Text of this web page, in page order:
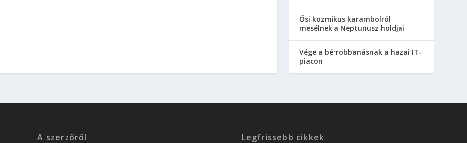
Ősi kozmikus karambolról
mesélnek a Neptunusz holdjai
Vége a bérrobbanásnak a hazai IT-
piacon
A szerzőről Legfrissebb cikkek